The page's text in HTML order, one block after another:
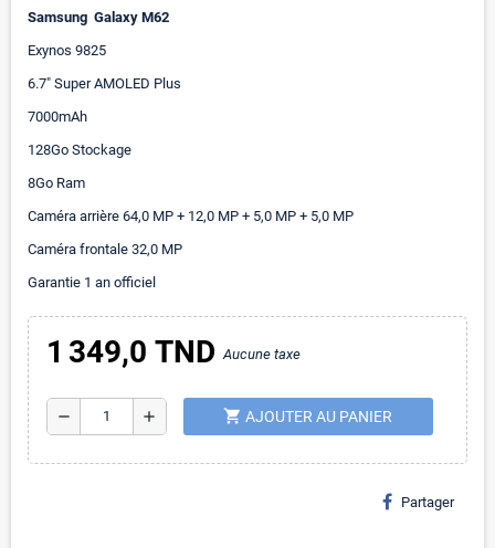
Samsung Galaxy M62
Exynos 9825
6.7" Super AMOLED Plus
7000mAh
128Go Stockage
8Go Ram
Caméra arrière 64,0 MP + 12,0 MP + 5,0 MP + 5,0 MP
Caméra frontale 32,0 MP
Garantie 1 an officiel
1 349,0 TNDAucune taxe
remove add shopping_cart AJOUTER AU PANIER
Partager